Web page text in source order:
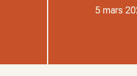
5 mars